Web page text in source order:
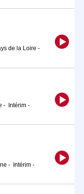
de la Loire -
- Intérim -
- Intérim -